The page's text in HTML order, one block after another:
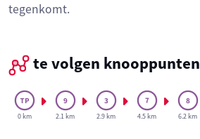
tegenkomt.
te volgen knooppunten
0 km 2.1 km 2.9 km 4.5 km 6.2 km